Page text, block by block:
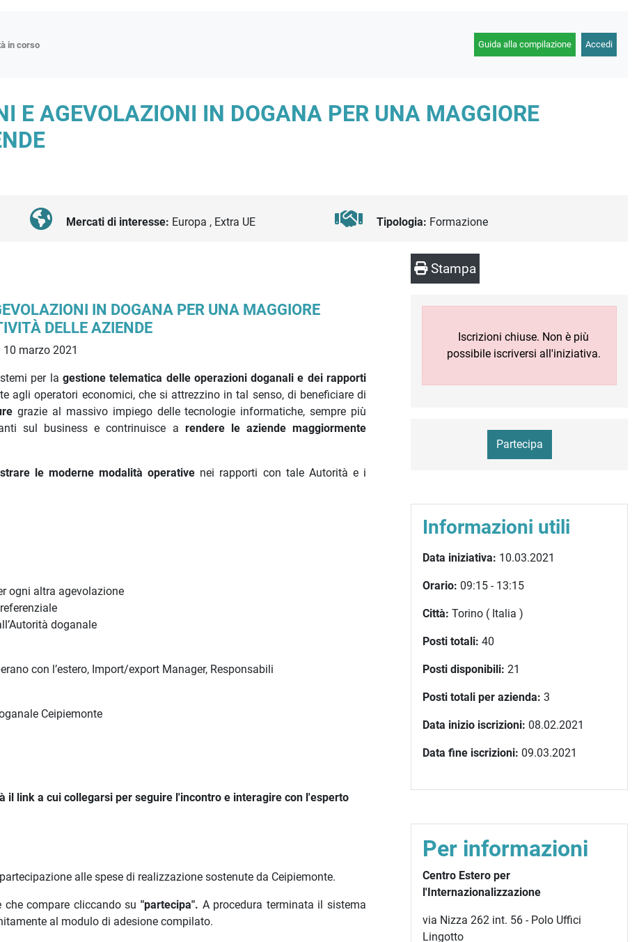
in corso
di approfondimento
tender
Guida alla compilazione Accedi
E AGEVOLAZIONI IN DOGANA PER UNA MAGGIORE
Mercati di interesse: Europa , Extra UE Tipologia: Formazione
IN DOGANA PER UNA MAGGIORE
DELLE AZIENDE
10 marzo 2021
per lagestione telematica delle operazioni doganali e dei rapporti
agli operatori economici, che si attrezzino in tal senso, di beneficiare di
grazie al massivo impiego delle tecnologie informatiche, sempre più
sul business e contrinuisce a rendere le aziende maggiormente
le moderne modalità operative nei rapporti con tale Autorità e i
ogni altra agevolazione
doganale
con l’estero, Import/export Manager, Responsabili
Ceipiemonte
link a cui collegarsi per seguire l'incontro e interagire con l'esperto
alle spese di realizzazione sostenute da Ceipiemonte.
compare cliccando su "partecipa". A procedura terminata il sistema
al modulo di adesione compilato.
Stampa
Iscrizioni chiuse. Non è più
possibile iscriversi all'iniziativa.
Partecipa
Informazioni utili
Data iniziativa: 10.03.2021
Orario: 09:15 - 13:15
Città: Torino ( Italia )
Posti totali: 40
Posti disponibili: 21
Posti totali per azienda: 3
Data inizio iscrizioni: 08.02.2021
Data fine iscrizioni: 09.03.2021
Per informazioni
Centro Estero per
l'Internazionalizzazione
via Nizza 262 int. 56 - Polo Uffici
Lingotto